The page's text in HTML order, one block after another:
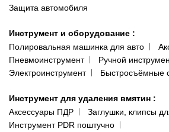
Защита автомобиля
Инструмент и оборудование :
Полировальная машинка для авто
Пневмоинструмент
Ручной
Электроинструмент
Быстросъёмные
Инструмент для удаления вмятин :
Аксессуары ПДР
Заглушки, клипсы
Инструмент PDR поштучно